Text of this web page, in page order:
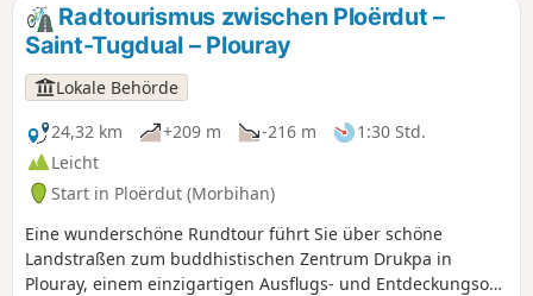
Radtourismus zwischen Ploërdut –
Saint-Tugdual – Plouray
Lokale Behörde
24,32 km
+209 m -216 m
1:30 Std.
Leicht
Start in Ploërdut (Morbihan)
Eine wunderschöne Rundtour führt Sie über schöne
Landstraßen zum buddhistischen Zentrum Drukpa in
Plouray, einem einzigartigen Ausflugs- und Entdeckungsort